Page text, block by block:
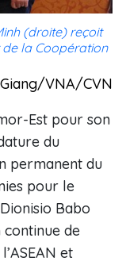
(droite) reçoit
la Coopération
VNA/CVN
Est pour son
du
permanent du
pour le
Babo
continue de
et